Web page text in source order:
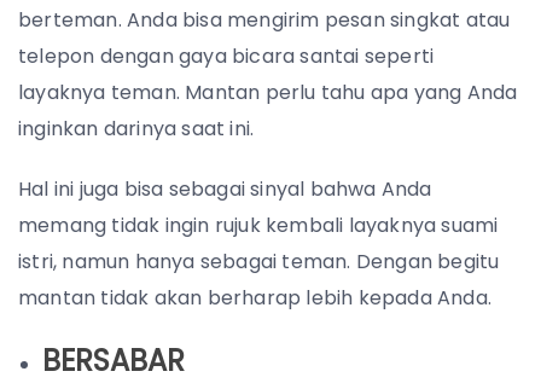
berteman. Anda bisa mengirim pesan singkat atau
telepon dengan gaya bicara santai seperti
layaknya teman. Mantan perlu tahu apa yang Anda
inginkan darinya saat ini.
Hal ini juga bisa sebagai sinyal bahwa Anda
memang tidak ingin rujuk kembali layaknya suami
istri, namun hanya sebagai teman. Dengan begitu
mantan tidak akan berharap lebih kepada Anda.
BERSABAR